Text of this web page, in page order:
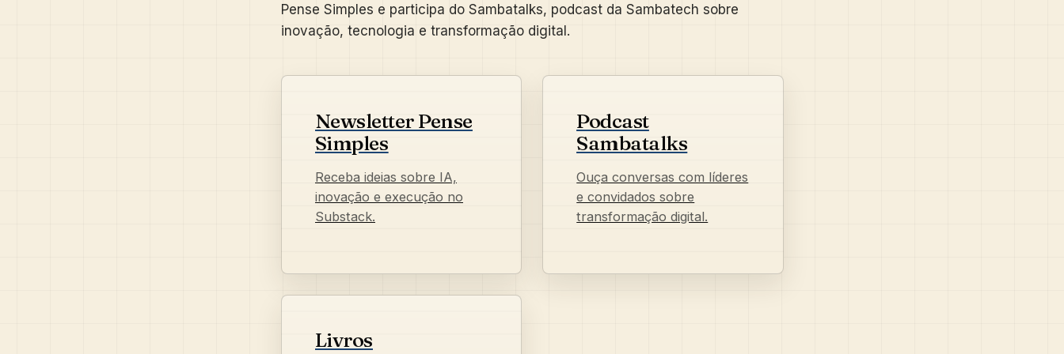
Pense Simples e participa do Sambatalks, podcast da Sambatech sobre
inovação, tecnologia e transformação digital.
Newsletter Pense
Simples
Receba ideias sobre IA,
inovação e execução no
Substack.
Podcast
Sambatalks
Ouça conversas com líderes
e convidados sobre
transformação digital.
Livros